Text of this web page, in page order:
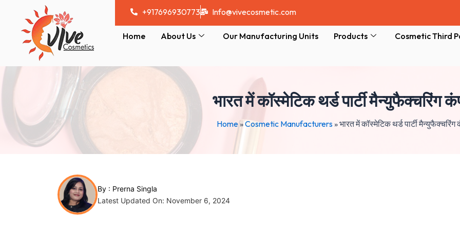
content
+917696930773 Info@vivecosmetic.com
Home About Us Our Manufacturing Units Products Cosmetic Third
भारत में कॉस्मेटिक थर्ड पार्टी मैन्युफैक्चरिंग
Home»Cosmetic Manufacturers»भारत में कॉस्मेटिक थर्ड पार्टी मैन्युफैक्चरिंग
By : Prerna Singla
Latest Updated On: November 6, 2024
Post
navigation